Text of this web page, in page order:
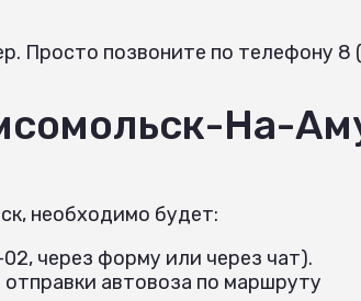
Просто позвоните по телефону 8
На-
необходимо будет:
через форму или через чат).
автовоза по маршруту